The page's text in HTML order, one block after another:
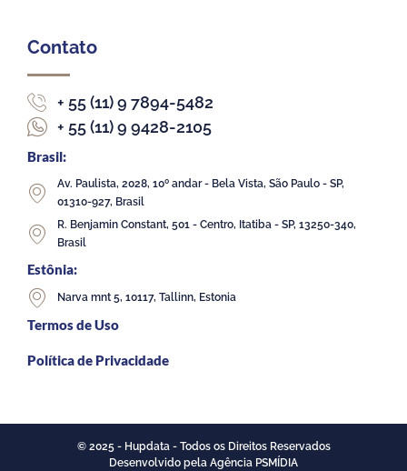
Contato
+ 55 (11) 9 7894-5482
+ 55 (11) 9 9428-2105
Brasil:
Av. Paulista, 2028, 10º andar - Bela Vista, São Paulo - SP,
01310-927, Brasil
R. Benjamin Constant, 501 - Centro, Itatiba - SP, 13250-340,
Brasil
Estônia:
Narva mnt 5, 10117, Tallinn, Estonia
Termos de Uso
Política de Privacidade
© 2025 - Hupdata - Todos os Direitos Reservados
Desenvolvido pela Agência PSMÍDIA